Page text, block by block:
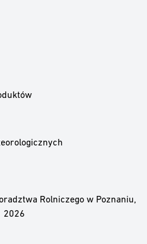
Rolniczego w Poznaniu,
2026